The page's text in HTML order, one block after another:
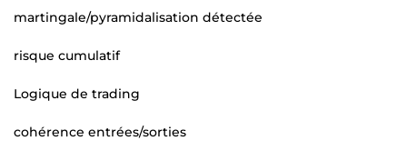
martingale/pyramidalisation détectée
risque cumulatif
Logique de trading
cohérence entrées/sorties